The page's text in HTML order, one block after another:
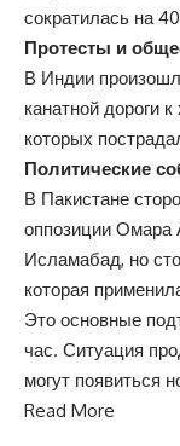
сократилась на
Протесты и
В Индии
канатной дороги
которых
Политические
В Пакистане
оппозиции Омара
Исламабад, но
которая
Это основные
час. Ситуация
могут появиться
Read More